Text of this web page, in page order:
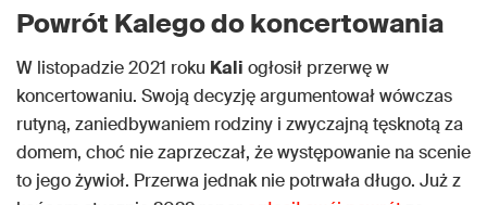
Powrót Kalego do koncertowania
W listopadzie 2021 roku Kali ogłosił przerwę w
koncertowaniu. Swoją decyzję argumentował wówczas
rutyną, zaniedbywaniem rodziny i zwyczajną tęsknotą za
domem, choć nie zaprzeczał, że występowanie na scenie
to jego żywioł. Przerwa jednak nie potrwała długo. Już z